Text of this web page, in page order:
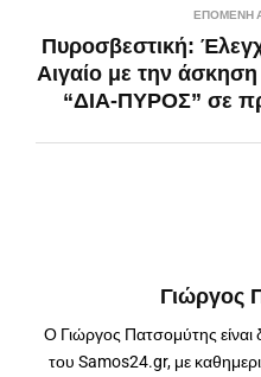
ΕΠΌΜΕΝΗ
Πυροσβεστική:
Αιγαίο με την
“ΔΙΑ-ΠΥΡΟΣ” σε
Γιώργος
Ο Γιώργος Πατσομύτης είναι
του Samos24.gr, με